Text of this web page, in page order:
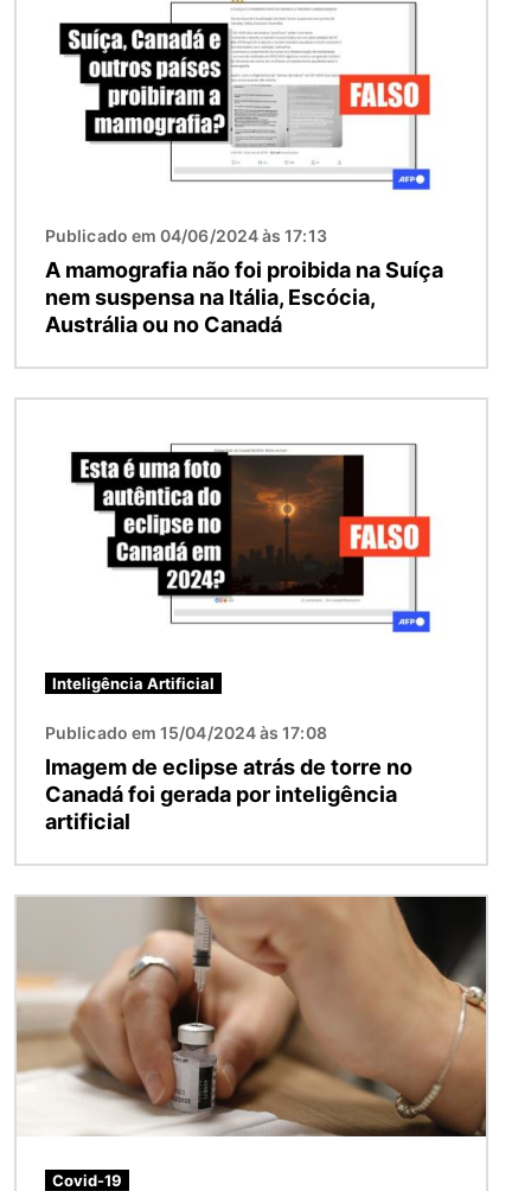
Publicado em 04/06/2024 às 17:13
A mamografia não foi proibida na Suíça
nem suspensa na Itália, Escócia,
Austrália ou no Canadá
Inteligência Artificial
Publicado em 15/04/2024 às 17:08
Imagem de eclipse atrás de torre no
Canadá foi gerada por inteligência
artificial
Covid-19